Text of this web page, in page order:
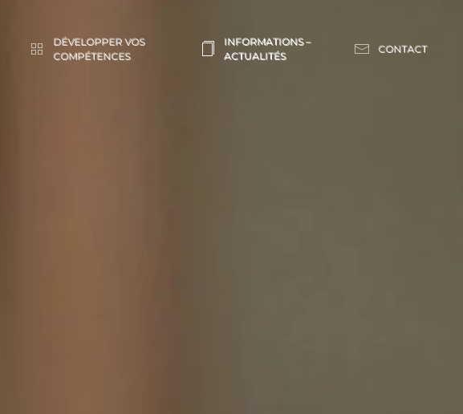
DÉVELOPPER VOS
COMPÉTENCES
INFORMATIONS –
ACTUALITÉS
CONTACT